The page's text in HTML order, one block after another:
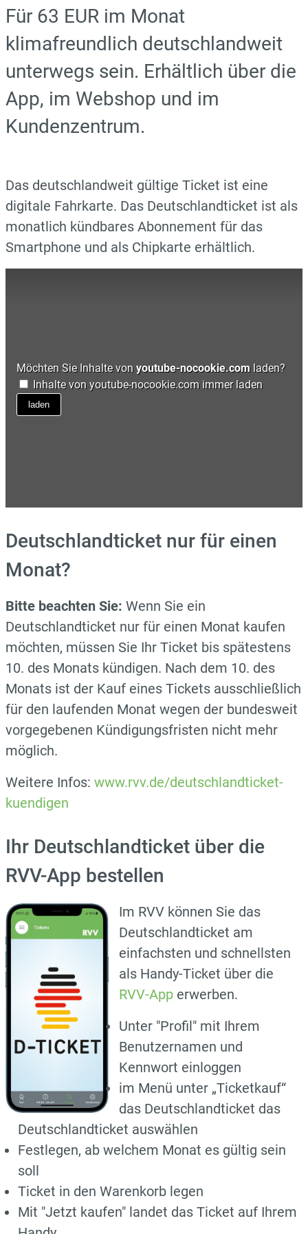
Für 63 EUR im Monat
klimafreundlich deutschlandweit
unterwegs sein. Erhältlich über die
App, im Webshop und im
Kundenzentrum.
Das deutschlandweit gültige Ticket ist eine
digitale Fahrkarte. Das Deutschlandticket ist als
monatlich kündbares Abonnement für das
Smartphone und als Chipkarte erhältlich.
Deutschlandticket nur für einen
Monat?
Bitte beachten Sie: Wenn Sie ein
Deutschlandticket nur für einen Monat kaufen
möchten, müssen Sie Ihr Ticket bis spätestens
10. des Monats kündigen. Nach dem 10. des
Monats ist der Kauf eines Tickets ausschließlich
für den laufenden Monat wegen der bundesweit
vorgegebenen Kündigungsfristen nicht mehr
möglich.
Weitere Infos: www.rvv.de/deutschlandticket-
kuendigen
Ihr Deutschlandticket über die
RVV-App bestellen
Im RVV können Sie das
Deutschlandticket am
einfachsten und schnellsten
als Handy-Ticket über die
RVV-App erwerben.
Unter "Profil" mit Ihrem
Benutzernamen und
Kennwort einloggen
im Menü unter „Ticketkauf“
das Deutschlandticket das
Deutschlandticket auswählen
Festlegen, ab welchem Monat es gültig sein
soll
Ticket in den Warenkorb legen
Mit "Jetzt kaufen" landet das Ticket auf Ihrem